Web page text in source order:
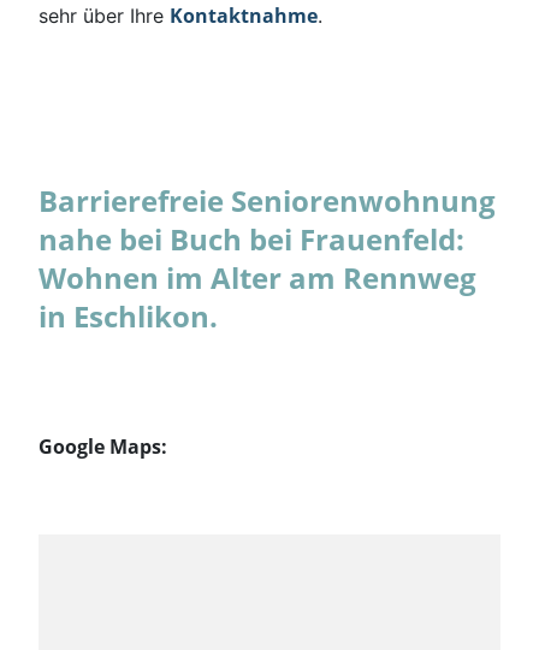
sehr über Ihre Kontaktnahme.
Barrierefreie Seniorenwohnung
nahe bei Buch bei Frauenfeld:
Wohnen im Alter am Rennweg
in Eschlikon.
Google Maps: